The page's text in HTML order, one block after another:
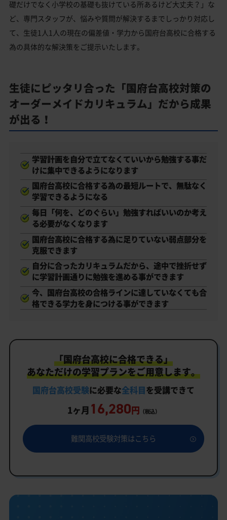
礎だけでなく小学校の基礎も抜けている所あるけど大丈夫？」な
ど、専門スタッフが、悩みや質問が解決するまでしっかり対応し
て、生徒1人1人の現在の偏差値・学力から国府台高校に合格する
為の具体的な解決策をご提示いたします。
生徒にピッタリ合った「国府台高校対策の
オーダーメイドカリキュラム」だから成果
が出る！
学習計画を自分で立てなくていいから勉強する事だ
けに集中できるようになります
国府台高校に合格する為の最短ルートで、無駄なく
学習できるようになる
毎日「何を、どのぐらい」勉強すればいいのか考え
る必要がなくなります
国府台高校に合格する為に足りていない弱点部分を
克服できます
自分に合ったカリキュラムだから、途中で挫折せず
に学習計画通りに勉強を進める事ができます
今、国府台高校の合格ラインに達していなくても合
格できる学力を身につける事ができます
「国府台高校に合格できる」
あなただけの学習プランをご用意します。
国府台高校受験に必要な全科目を受講できて
1ヶ月 16,280円 （税込）
難関高校受験対策はこちら